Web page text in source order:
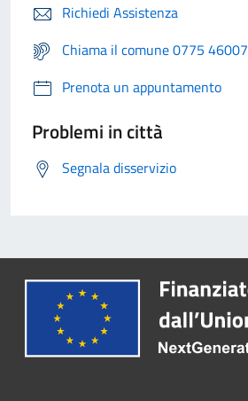
Richiedi Assistenza
Chiama il comune 0775 46007
Prenota un appuntamento
Problemi in città
Segnala disservizio